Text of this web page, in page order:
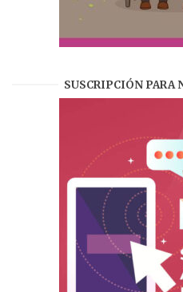
SUSCRIPCIÓN PARA